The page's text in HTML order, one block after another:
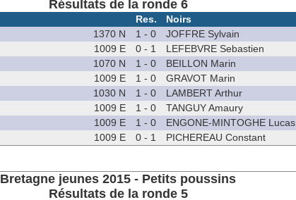
Résultats de la ronde 6
Res. Noirs
1370 N 1 - 0 JOFFRE Sylvain
1009 E 0 - 1 LEFEBVRE Sebastien
1070 N 1 - 0 BEILLON Marin
1009 E 1 - 0 GRAVOT Marin
1030 N 1 - 0 LAMBERT Arthur
1009 E 1 - 0 TANGUY Amaury
1009 E 1 - 0 ENGONE-MINTOGHE Lucas
1009 E 0 - 1 PICHEREAU Constant
Bretagne jeunes 2015 - Petits poussins
Résultats de la ronde 5